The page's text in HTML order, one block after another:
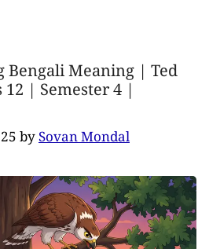
Bengali Meaning | Ted
| Semester 4 |
bySovan Mondal